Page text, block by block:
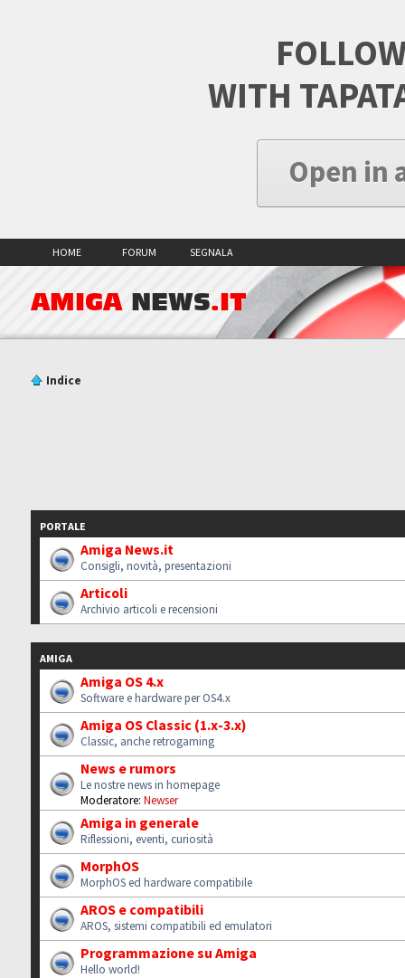
WITH
Open in
HOME FORUM SEGNALA
AMIGA NEWS.IT
Indice
PORTALE
Amiga News.it
Consigli, novità, presentazioni
Articoli
Archivio articoli e recensioni
AMIGA
Amiga OS 4.x
Software e hardware per OS4.x
Amiga OS Classic (1.x-3.x)
Classic, anche retrogaming
News e rumors
Le nostre news in homepage
Moderatore: Newser
Amiga in generale
Riflessioni, eventi, curiosità
MorphOS
MorphOS ed hardware compatibile
AROS e compatibili
AROS, sistemi compatibili ed emulatori
Programmazione su Amiga
Hello world!